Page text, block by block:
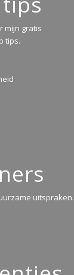
mijn gratis
tips.
uitspraken.